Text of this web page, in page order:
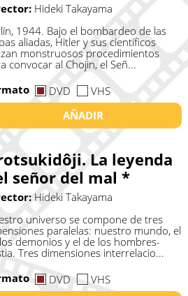
Hideki Takayama
1944. Bajo el bombardeo de las
aliadas, Hitler y sus científicos
monstruosos procedimientos
convocar al Chojin, el Señ...
DVD
VHS
AÑADIR
La leyenda
señor del mal *
Hideki Takayama
universo se compone de tres
paralelas: nuestro mundo, el
demonios y el de los hombres-
Tres dimensiones interrelacio...
DVD
VHS